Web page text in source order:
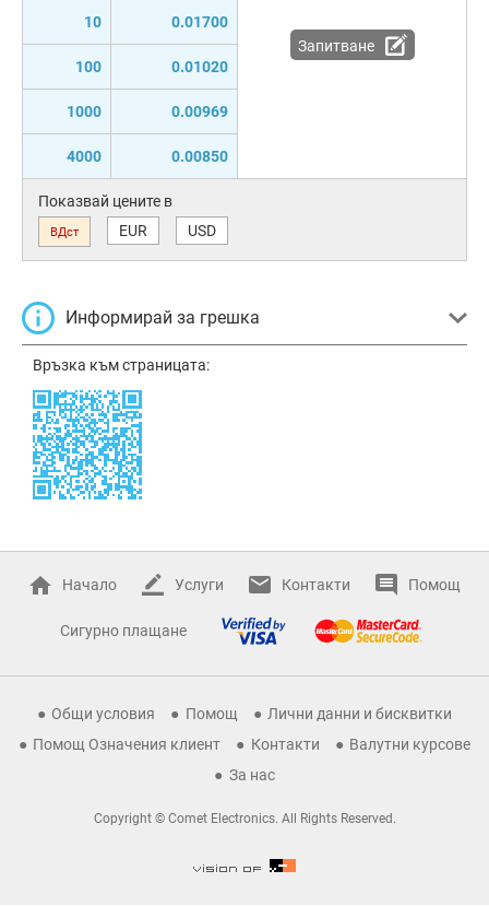
10 0.01700
100 0.01020
1000 0.00969
4000 0.00850
Запитване
Показвай цените в
ВДст EUR USD
Информирай за грешка
Връзка към страницата:
Начало Услуги Контакти Помощ
Сигурно плащане
Общи условия Помощ
Лични данни и бисквитки
Помощ Означения клиент
Контакти
Валутни курсове
За нас
Copyright © Comet Electronics. All Rights Reserved.